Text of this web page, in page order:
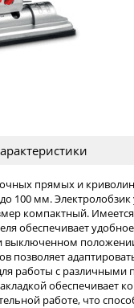
прямых и
100 мм.
компактный.
обеспечивает
выключенном
позволяет
работы с
обеспечивает
работе, что